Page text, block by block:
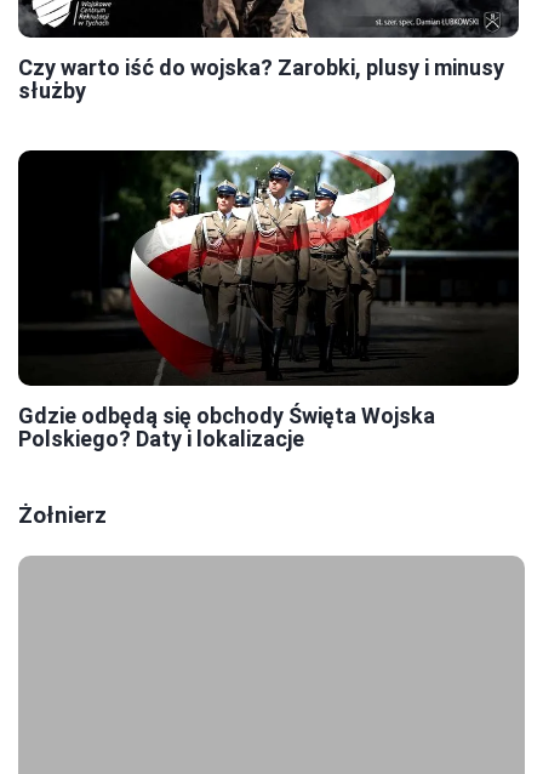
Czy warto iść do wojska? Zarobki, plusy i minusy
służby
Gdzie odbędą się obchody Święta Wojska
Polskiego? Daty i lokalizacje
Żołnierz